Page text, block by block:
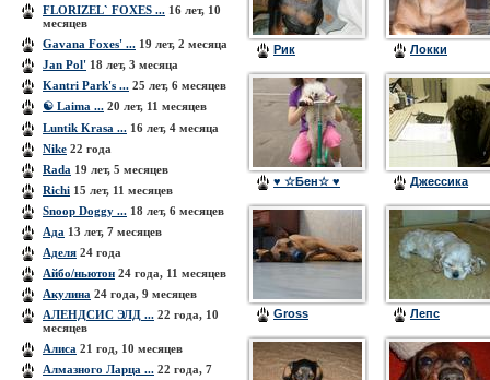
FLORIZEL` FOXES ... 16 лет, 10
месяцев
Gavana Foxes' ... 19 лет, 2 месяца
Jan Pol' 18 лет, 3 месяца
Kantri Park's ... 25 лет, 6 месяцев
☯ Laima ... 20 лет, 11 месяцев
Luntik Krasa ... 16 лет, 4 месяца
Nike 22 года
Rada 19 лет, 5 месяцев
Richi 15 лет, 11 месяцев
Snoop Doggy ... 18 лет, 6 месяцев
Ада 13 лет, 7 месяцев
Аделя 24 года
Айбо/ньютон 24 года, 11 месяцев
Акулина 24 года, 9 месяцев
АЛЕНДСИС ЭЛД ... 22 года, 10
месяцев
Алиса 21 год, 10 месяцев
Алмазного Ларца ... 22 года, 7
Рик Локки
♥ ☆Бен☆ ♥ Джессика
Gross Лепс